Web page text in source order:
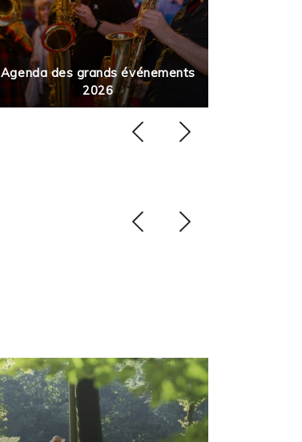
Agenda des grands événements
2026